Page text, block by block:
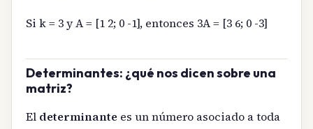
Si k = 3 y A = [1 2; 0 -1], entonces 3A = [3 6; 0 -3]
Determinantes: ¿qué nos dicen sobre una
matriz?
El determinante es un número asociado a toda